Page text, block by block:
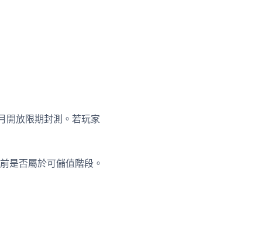
開放限期封測。若玩家
是否屬於可儲值階段。